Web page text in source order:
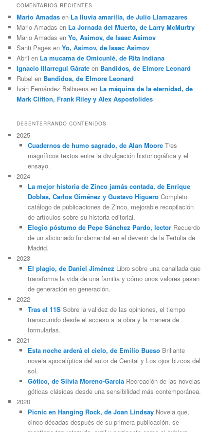
COMENTARIOS RECIENTES
Mario Amadas en La lluvia amarilla, de Julio Llamazares
Mario Amadas en La Jornada del Muerto, de Larry McMurtry
Mario Amadas enYo, Asimov, de Isaac Asimov
Santi Pages enYo, Asimov, de Isaac Asimov
Abril en La mucama de Omicunlé, de Rita Indiana
Ignacio Illarregui Gárate en Bandidos, de Elmore Leonard
Rubel en Bandidos, de Elmore Leonard
Iván Fernández Balbuena en La máquina de la eternidad, de
Mark Clifton, Frank Riley y Alex Aspostolides
DESENTERRANDO CONTENIDOS
2025
Cuadernos de humo sagrado, de Alan MooreTres
magníficos textos entre la divulgación historiográfica y el
ensayo.
2024
La mejor historia de Zinco jamás contada, de Enrique
Doblas, Carlos Giménez y Gustavo HigueroCompleto
catálogo de publicaciones de Zinco, mejorable recopilación
de artículos sobre su historia editorial.
Elogio póstumo de Pepe Sánchez Pardo, lectorRecuerdo
de un aficionado fundamental en el devenir de la Tertulia de
Madrid.
2023
El plagio, de Daniel Jiménez Libro sobre una canallada que
transforma la vida de una familia y cómo unos valores pasan
de generación en generación.
2022
Tras el 11SSobre la validez de las opiniones, el tiempo
transcurrido desde el acceso a la obra y la manera de
formularlas.
2021
Esta noche arderá el cielo, de Emilio BuesoBrillante
novela apocalíptica del autor de Cenital y Los ojos bizcos del
sol.
Gótico, de Silvia Moreno-GarcíaRecreación de las novelas
góticas clásicas desde una sensibilidad más contemporánea.
2020
Picnic en Hanging Rock, de Joan LindsayNovela que,
cinco décadas después de su primera publicación, se